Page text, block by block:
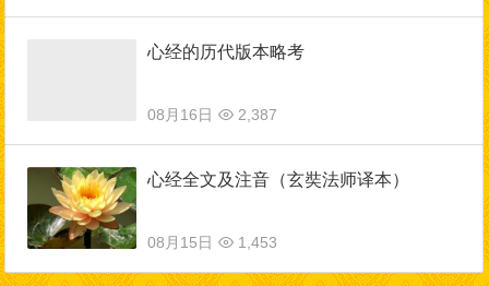
心经的历代版本略考
08月16日 2,387
心经全文及注音（玄奘法师译本）
08月15日 1,453